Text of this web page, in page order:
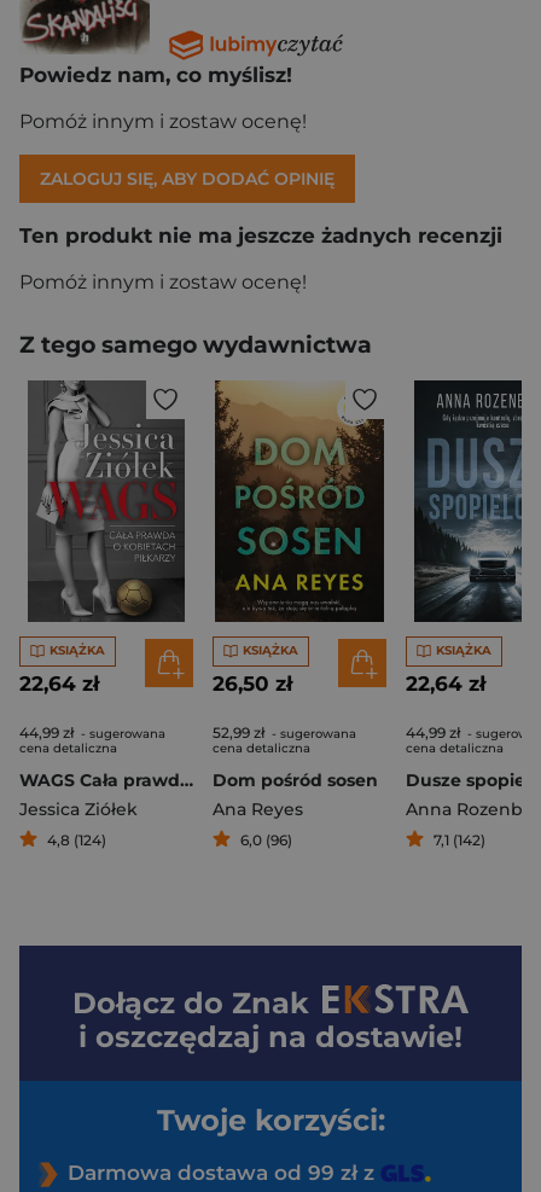
Powiedz nam, co myślisz!
Pomóż innym i zostaw ocenę!
ZALOGUJ SIĘ, ABY DODAĆ OPINIĘ
Ten produkt nie ma jeszcze żadnych recenzji
Pomóż innym i zostaw ocenę!
Z tego samego wydawnictwa
KSIĄŻKA
22,64 zł
44,99 zł - sugerowana
cena detaliczna
WAGS Cała prawda o kobietach piłkarzy
Jessica Ziółek
4,8 (124)
KSIĄŻKA
26,50 zł
52,99 zł - sugerowana
cena detaliczna
Dom pośród sosen
Ana Reyes
6,0 (96)
KSIĄŻKA
22,64 zł
44,99 zł -
cena detaliczna
Dusze
Anna
7,1 (142)
Dołącz do Znak
i oszczędzaj na dostawie!
Twoje korzyści:
Darmowa dostawa od 99 zł z